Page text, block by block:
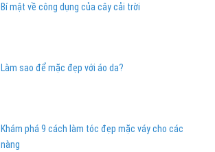
Bí mật về công dụng của cây cải trời
Làm sao để mặc đẹp với áo da?
Khám phá 9 cách làm tóc đẹp mặc váy cho các
nàng